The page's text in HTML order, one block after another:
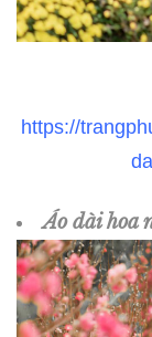
https://
Áo dài hoa